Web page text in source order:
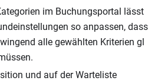
im Buchungsportal lässt
so anpassen, dass
alle gewählten Kriterien gl
und auf der Warteliste